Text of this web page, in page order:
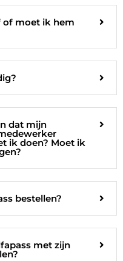
of moet ik hem
dat mijn
ik doen? Moet ik
bestellen?
met zijn